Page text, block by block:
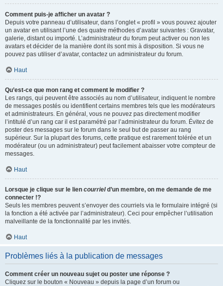
Comment puis-je afficher un avatar ?
Depuis votre panneau d’utilisateur, dans l’onglet « profil » vous pouvez ajouter
un avatar en utilisant l’une des quatre méthodes d’avatar suivantes : Gravatar,
galerie, distant ou importé. L’administrateur du forum peut activer ou non les
avatars et décider de la manière dont ils sont mis à disposition. Si vous ne
pouvez pas utiliser d’avatar, contactez un administrateur du forum.
Haut
Qu’est-ce que mon rang et comment le modifier ?
Les rangs, qui peuvent être associés au nom d’utilisateur, indiquent le nombre
de messages postés ou identifient certains membres tels que les modérateurs
et administrateurs. En général, vous ne pouvez pas directement modifier
l’intitulé d’un rang car il est paramétré par l’administrateur du forum. Évitez de
poster des messages sur le forum dans le seul but de passer au rang
supérieur. Sur la plupart des forums, cette pratique est rarement tolérée et un
modérateur (ou un administrateur) peut facilement abaisser votre compteur de
messages.
Haut
Lorsque je clique sur le lien courrield’un membre, on me demande de me
connecter !?
Seuls les membres peuvent s’envoyer des courriels via le formulaire intégré (si
la fonction a été activée par l’administrateur). Ceci pour empêcher l’utilisation
malveillante de la fonctionnalité par les invités.
Haut
Problèmes liés à la publication de messages
Comment créer un nouveau sujet ou poster une réponse ?
Cliquez sur le bouton « Nouveau » depuis la page d’un forum ou